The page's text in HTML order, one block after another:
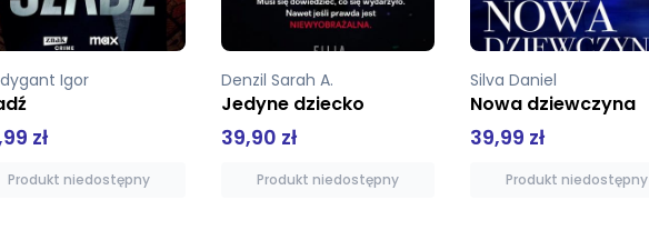
Sarah A.
dziecko
zł
Produkt niedostępny
Silva Daniel
Nowa dziewczyna
39,99 zł
Produkt niedostępny
Minier Bernard
Siostry
37,90 zł
Produkt niedostępny